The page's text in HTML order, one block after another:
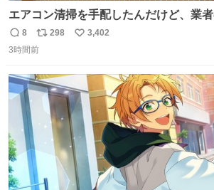
エアコン清掃を手配したんだけど、業
えるから隔離した。これでもう安心だ。
返
信
8
リ
ポ
ト
数
298
い
3,402
3時間前